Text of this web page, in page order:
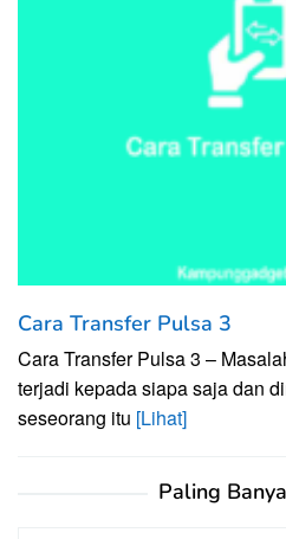
Cara Transfer Pulsa 3
Cara Transfer Pulsa 3 –
terjadi kepada siapa saja dan
seseorang itu [Lihat]
Paling